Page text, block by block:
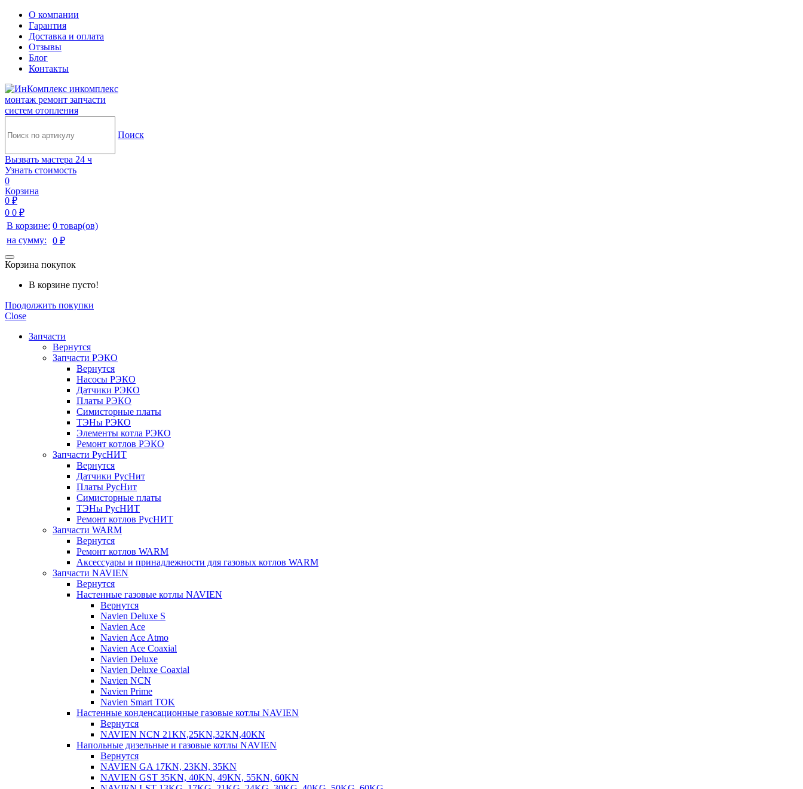
О компании
Гарантия
Доставка и оплата
Отзывы
Блог
Контакты
инкомплекс
монтаж ремонт запчасти
систем отопления
Поиск
Вызвать мастера 24 ч
Узнать стоимость
0
Корзина
0 ₽
0 0 ₽
В корзине: 0 товар(ов)
на сумму:
0 ₽
Корзина покупок
В корзине пусто!
Продолжить покупки
Close
Запчасти
Вернутся
Запчасти РЭКО
Вернутся
Насосы РЭКО
Датчики РЭКО
Платы РЭКО
Симисторные платы
ТЭНы РЭКО
Элементы котла РЭКО
Ремонт котлов РЭКО
Запчасти РусНИТ
Вернутся
Датчики РусНит
Платы РусНит
Симисторные платы
ТЭНы РусНИТ
Ремонт котлов РусНИТ
Запчасти WARM
Вернутся
Ремонт котлов WARM
Аксессуары и принадлежности для газовых котлов WARM
Запчасти NAVIEN
Вернутся
Настенные газовые котлы NAVIEN
Вернутся
Navien Deluxe S
Navien Ace
Navien Ace Atmo
Navien Ace Coaxial
Navien Deluxe
Navien Deluxe Coaxial
Navien NCN
Navien Prime
Navien Smart TOK
Настенные конденсационные газовые котлы NAVIEN
Вернутся
NAVIEN NCN 21KN,25KN,32KN,40KN
Напольные дизельные и газовые котлы NAVIEN
Вернутся
NAVIEN GA 17KN, 23KN, 35KN
NAVIEN GST 35KN, 40KN, 49KN, 55KN, 60KN